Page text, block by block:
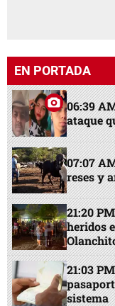
EN PORTADA
06:39
ataque
07:07
reses y
21:20
heridos
21:03
sistema